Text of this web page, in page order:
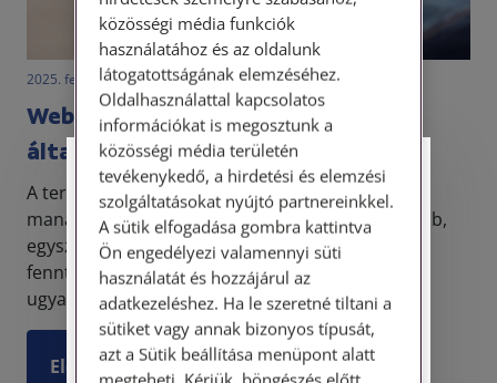
2025. február 6. • LegitiMoadmin
Webshopot nyitnál? – Mutatjuk az
általános jogi tudnivalókat
A termékek és szolgáltatások értékesítésének
manapság a webáruházak a fő fórumai. Gyorsabb,
egyszerűbb és olcsóbb webshopot létrehozni és
fenntartani, mint üzlethelyiséget. Fontos
ugyanakkor, hogy ...
Elolvasom
Személyes ügyfélfogadás
Tisztelt Ügyfeleink!
Személyes ügyfélszolgálatunk telefonon
történő előzetes időpontegyeztetés után,
szerdai napokon érhető el.
Címünk: 1087 Budapest, Hungária körút
30/A. 8. emelet. Pontos megközelítési
közösségi média funkciók
használatához és az oldalunk
látogatottságának elemzéséhez.
Oldalhasználattal kapcsolatos
információkat is megosztunk a
közösségi média területén
tevékenykedő, a hirdetési és elemzési
szolgáltatásokat nyújtó partnereinkkel.
A sütik elfogadása gombra kattintva
Ön engedélyezi valamennyi süti
használatát és hozzájárul az
adatkezeléshez. Ha le szeretné tiltani a
sütiket vagy annak bizonyos típusát,
azt a Sütik beállítása menüpont alatt